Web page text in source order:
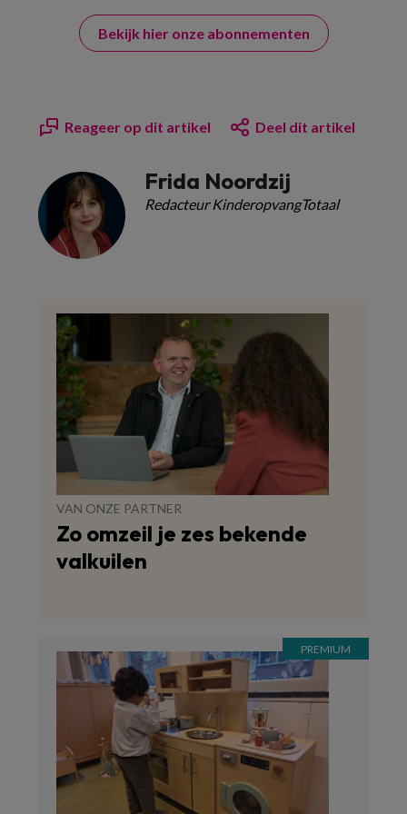
Bekijk hier onze abonnementen
Reageer op dit artikel Deel dit artikel
Frida Noordzij
Redacteur KinderopvangTotaal
VAN ONZE PARTNER
Zo omzeil je zes bekende
valkuilen